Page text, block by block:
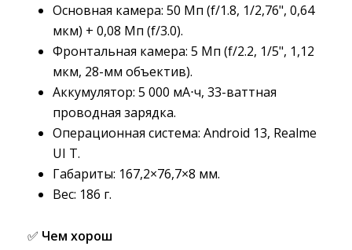
Основная камера: 50 Мп (f/1.8, 1/2,76", 0,64
мкм) + 0,08 Мп (f/3.0).
Фронтальная камера: 5 Мп (f/2.2, 1/5", 1,12
мкм, 28-мм объектив).
Аккумулятор: 5 000 мА⋅ч, 33-ваттная
проводная зарядка.
Операционная система: Android 13, Realme
UI T.
Габариты: 167,2×76,7×8 мм.
Вес: 186 г.
✅ Чем хорош